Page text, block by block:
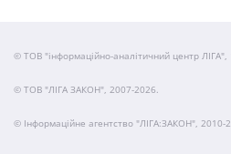
© ТОВ "інформаційно-аналітичний центр ЛІГА",
© ТОВ "ЛІГА ЗАКОН", 2007-2026.
© Інформаційне агентство "ЛІГА:ЗАКОН", 2010-